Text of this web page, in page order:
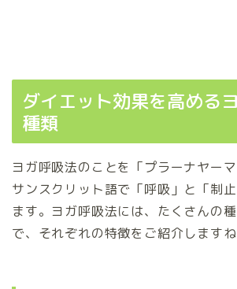
ダイエット効果を高める
種類
ヨガ呼吸法のことを「プラーナヤーマ
サンスクリット語で「呼吸」と「制
ます。ヨガ呼吸法には、たくさんの
で、それぞれの特徴をご紹介しますね